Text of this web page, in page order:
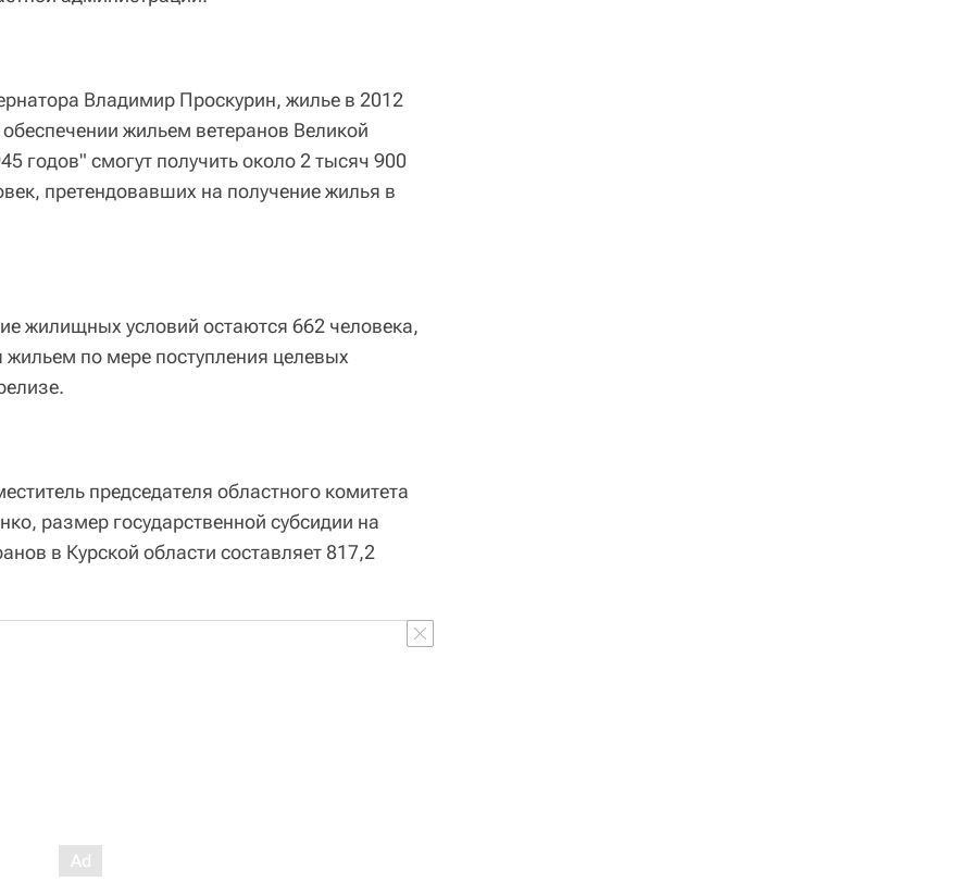
Владимир Проскурин, жилье в 2012
жильем ветеранов Великой
годов" смогут получить около 2 тысяч 900
претендовавших на получение жилья в
жилищных условий остаются 662 человека,
жильем по мере поступления целевых
председателя областного комитета
размер государственной субсидии на
в Курской области составляет 817,2